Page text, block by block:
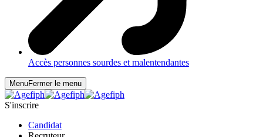
Accès personnes sourdes et malentendantes
MenuFermer le menu
S'inscrire
Candidat